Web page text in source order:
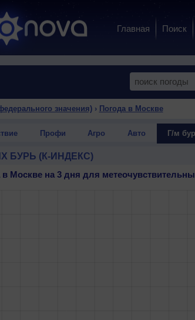
Главная Поиск
значения)› Погода в Москве
Профи Агро Авто Г/м
БУРЬ (К-ИНДЕКС)
в Москве на 3 дня для